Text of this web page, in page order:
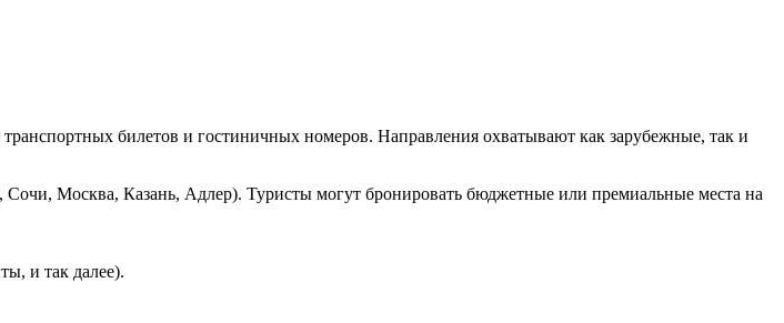
билетов и гостиничных номеров. Направления охватывают как зарубежные, так и
Москва, Казань, Адлер). Туристы могут бронировать бюджетные или премиальные места на
и так далее).